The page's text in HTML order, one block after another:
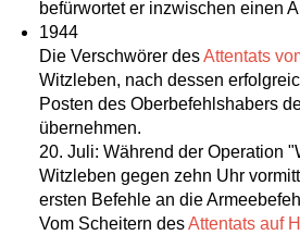
befürwortet er inzwischen einen
1944
Die Verschwörer desAttentats
Witzleben, nach dessen
Posten des Oberbefehlshabers
übernehmen.
20. Juli: Während der Operation
Witzleben gegen zehn Uhr
ersten Befehle an die
Vom Scheitern desAttentats auf